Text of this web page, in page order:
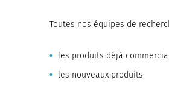
Toutes nos équipes de
les produits déjà
les nouveaux produits